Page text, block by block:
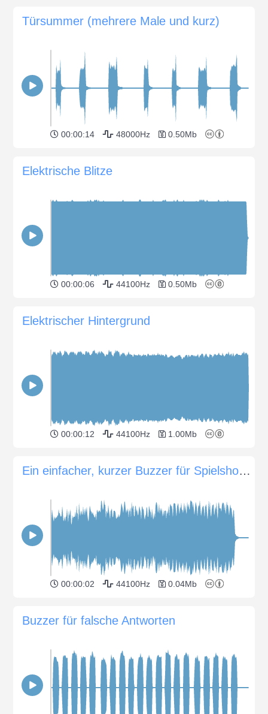
Türsummer (mehrere Male und kurz)
00:00:14 48000Hz 0.50Mb
Elektrische Blitze
00:00:06 44100Hz 0.50Mb
Elektrischer Hintergrund
00:00:12 44100Hz 1.00Mb
Ein einfacher, kurzer Buzzer für Spielshows
00:00:02 44100Hz 0.04Mb
Buzzer für falsche Antworten